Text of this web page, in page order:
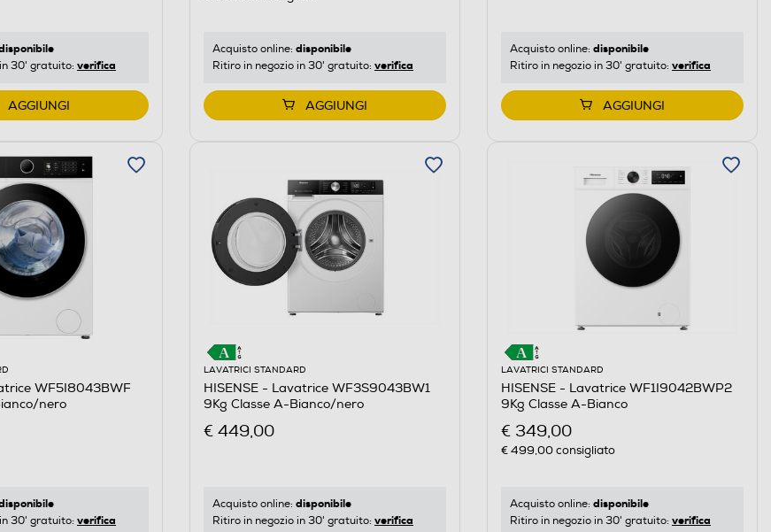
30' gratuito: verifica
AGGIUNGI
Acquisto online: disponibile
Ritiro in negozio in 30' gratuito: verifica
AGGIUNGI
Acquisto online: disponibile
Ritiro in negozio in 30' gratuito: verifica
AGGIUNGI
WF5I8043BWF
nero
30' gratuito: verifica
LAVATRICI STANDARD
HISENSE - Lavatrice WF3S9043BW1
9Kg Classe A-Bianco/nero
€ 449,00
Acquisto online: disponibile
Ritiro in negozio in 30' gratuito: verifica
LAVATRICI STANDARD
HISENSE - Lavatrice WF1I9042BWP2
9Kg Classe A-Bianco
€ 349,00
€ 499,00consigliato
Acquisto online: disponibile
Ritiro in negozio in 30' gratuito: verifica